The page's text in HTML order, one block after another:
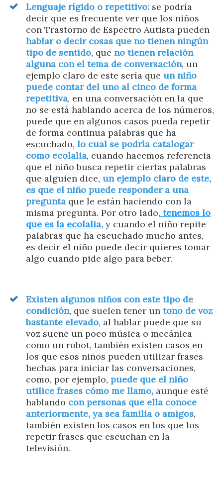
Lenguaje rígido o repetitivo: se podría
decir que es frecuente ver que los niños
con Trastorno de Espectro Autista pueden
hablar o decir cosas que no tienen ningún
tipo de sentido, que no tienen relación
alguna con el tema de conversación, un
ejemplo claro de este sería que un niño
puede contar del uno al cinco de forma
repetitiva, en una conversación en la que
no se está hablando acerca de los números,
puede que en algunos casos pueda repetir
de forma continua palabras que ha
escuchado, lo cual se podría catalogar
como ecolalia, cuando hacemos referencia
que el niño busca repetir ciertas palabras
que alguien dice, un ejemplo claro de este,
es que el niño puede responder a una
pregunta que le están haciendo con la
misma pregunta. Por otro lado, tenemos lo
que es la ecolalia, y cuando el niño repite
palabras que ha escuchado mucho antes,
es decir el niño puede decir quieres tomar
algo cuando pide algo para beber.
Existen algunos niños con este tipo de
condición, que suelen tener un tono de voz
bastante elevado, al hablar puede que su
voz suene un poco música o mecánica
como un robot, también existen casos en
los que esos niños pueden utilizar frases
hechas para iniciar las conversaciones,
como, por ejemplo, puede que el niño
utilice frases cómo me llamo, aunque esté
hablando con personas que ella conoce
anteriormente, ya sea familia o amigos,
también existen los casos en los que los
repetir frases que escuchan en la
televisión.